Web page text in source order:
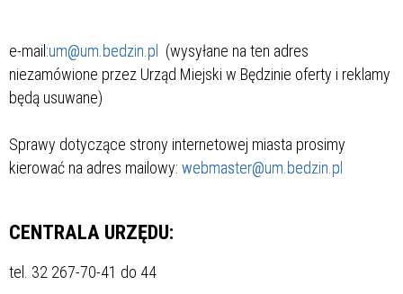
e-mail:um@um.bedzin.pl (wysyłane na ten adres
niezamówione przez Urząd Miejski w Będzinie oferty i reklamy
będą usuwane)
Sprawy dotyczące strony internetowej miasta prosimy
kierować na adres mailowy: webmaster@um.bedzin.pl
CENTRALA URZĘDU:
tel. 32 267-70-41 do 44